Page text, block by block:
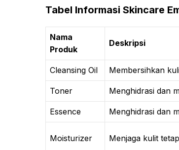
Tabel Informasi Skincare
Nama
Produk
Deskripsi
Cleansing Oil Membersihkan
Toner Menghidrasi dan
Essence Menghidrasi dan
Moisturizer Menjaga kulit